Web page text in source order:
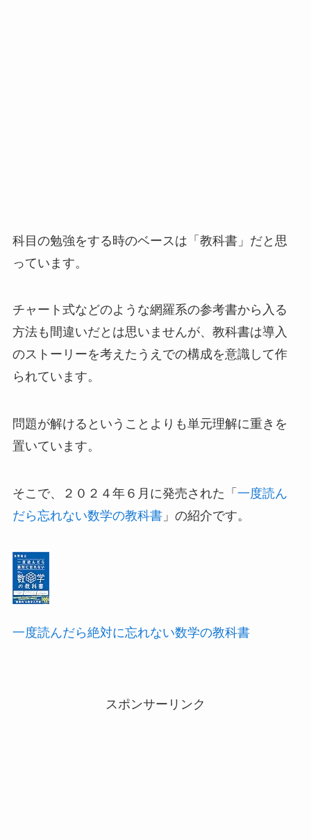
科目の勉強をする時のベースは「教科書」だと思
っています。
チャート式などのような網羅系の参考書から入る
方法も間違いだとは思いませんが、教科書は導入
のストーリーを考えたうえでの構成を意識して作
られています。
問題が解けるということよりも単元理解に重きを
置いています。
そこで、２０２４年６月に発売された「 一度読ん
だら忘れない数学の教科書」の紹介です。
一度読んだら絶対に忘れない数学の教科書
スポンサーリンク